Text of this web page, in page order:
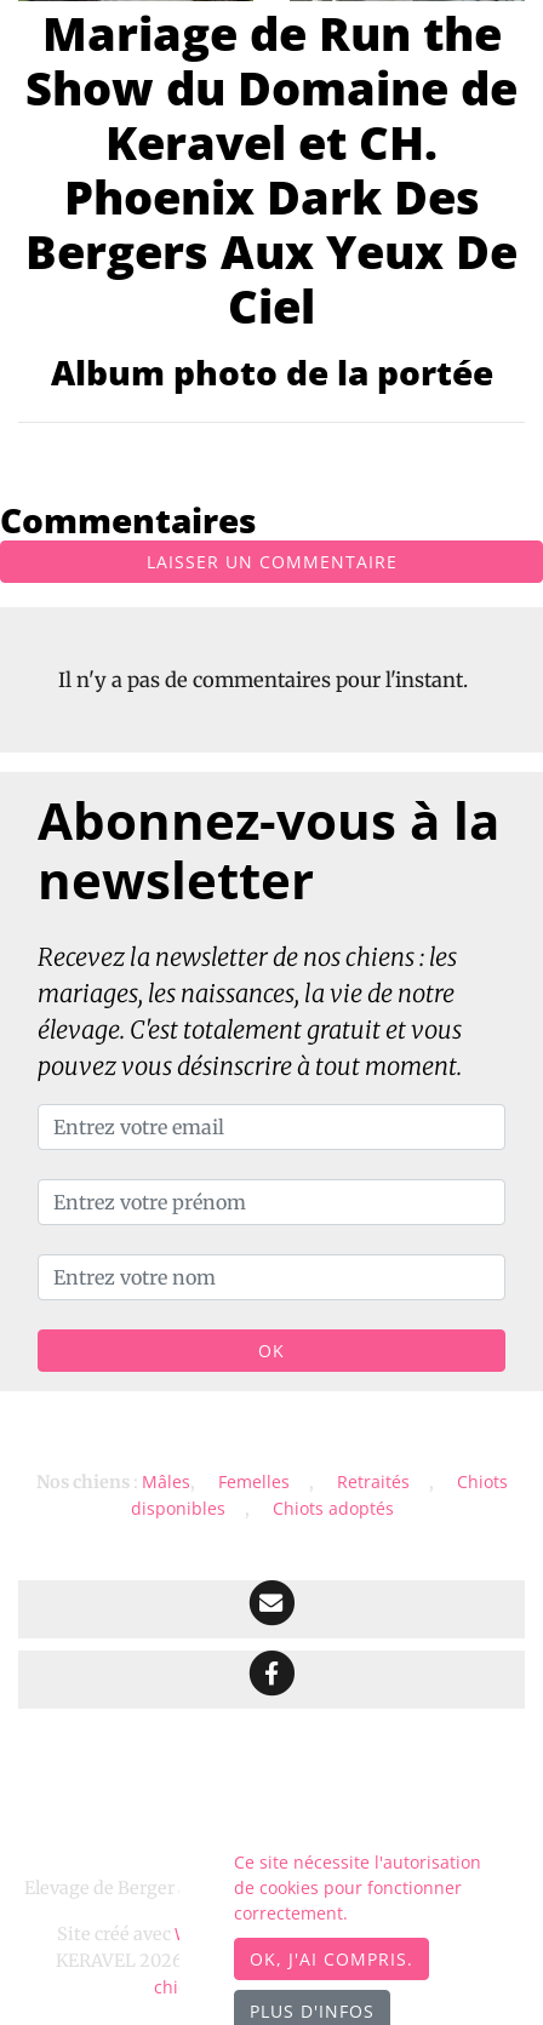
Mariage de Run the
Show du Domaine de
Keravel et CH.
Phoenix Dark Des
Bergers Aux Yeux De
Ciel
Album photo de la portée
Commentaires
LAISSER UN COMMENTAIRE
Il n'y a pas de commentaires pour l'instant.
Abonnez-vous à la
newsletter
Recevez la newsletter de nos chiens : les
mariages, les naissances, la vie de notre
élevage. C'est totalement gratuit et vous
pouvez vous désinscrire à tout moment.
OK
Nos chiens: Mâles, Femelles , Retraités ,
Chiots
disponibles
, Chiots adoptés
Elevage de Berger australien depuis 2011 situé en Finistère
Site créé avec WeBreed- Copyright© DOMAINE DE
KERAVEL 2026 -
DOMAINE DE KERAVELsur
chiot.com-Mentions légales
Ce site nécessite l'autorisation
de cookies pour fonctionner
correctement.
OK, J'AI COMPRIS.
PLUS D'INFOS